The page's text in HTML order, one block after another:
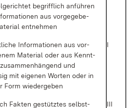
be­griff­lich an­füh­ren
aus vor­ge­ge­be­
ent­neh­men
In­for­ma­tio­nen aus vor­
Ma­te­ri­al oder aus Kennt­
und
mit ei­ge­nen Wor­ten oder in
Form wie­der­ge­ben
I
Fak­ten ge­stütz­tes selbst­
III